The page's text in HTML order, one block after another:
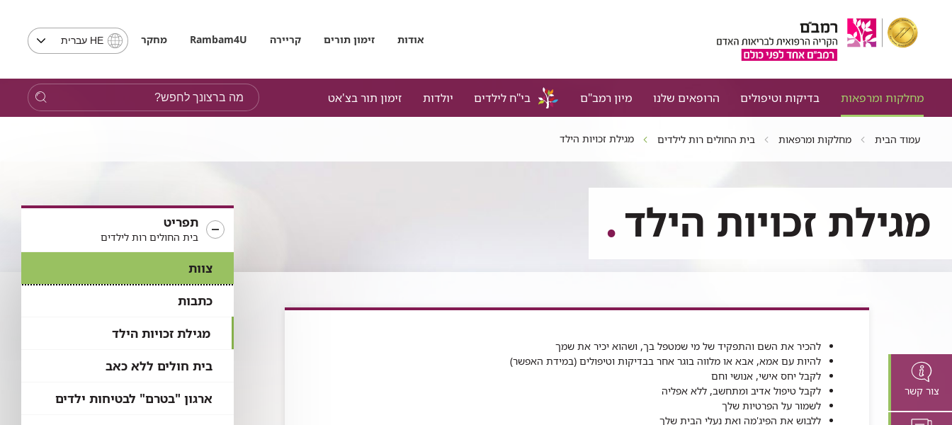
אודות זימון תורים קריירה Rambam4U מחקר
בחירת
שים
לב,
בבחירת
לאתר
HE עברית
מחלקות ומרפאות בדיקות וטיפולים הרופאים שלנו מיון רמב"ם בי"ח לילדים יולדות זימון תור בצ'אט
מה
ברצונך
לחפש?
צור קשר
עמוד הבית מחלקות ומרפאות בית החולים רות לילדים מגילת זכויות הילד
תפריט
בית החולים רות לילדים
צוות
כתבות
מגילת זכויות הילד
בית חולים ללא כאב
ארגון "בטרם" לבטיחות ילדים
מגילת זכויות הילד
להכיר את השם והתפקיד של מי שמטפל בך, ושהוא יכיר את שמך
להיות עם אמא, אבא או מלווה בוגר אחר בבדיקות וטיפולים (במידת האפשר)
לקבל יחס אישי, אנושי וחם
לקבל טיפול אדיב ומתחשב, ללא אפליה
לשמור על הפרטיות שלך
ללבוש את הפיג'מה ואת נעלי הבית שלך